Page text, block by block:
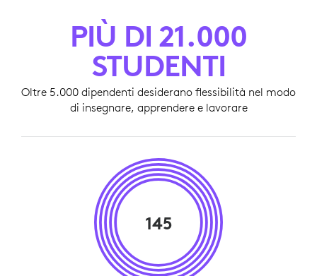
PIÙ DI 21.000
STUDENTI
Oltre 5.000 dipendenti desiderano flessibilità nel modo
di insegnare, apprendere e lavorare
145